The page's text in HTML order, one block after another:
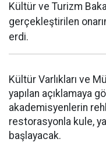
Kültür ve Turizm
gerçekleştirilen
erdi.
Kültür Varlıkları ve
yapılan açıklamaya
akademisyenlerin
restorasyonla kule,
başlayacak.